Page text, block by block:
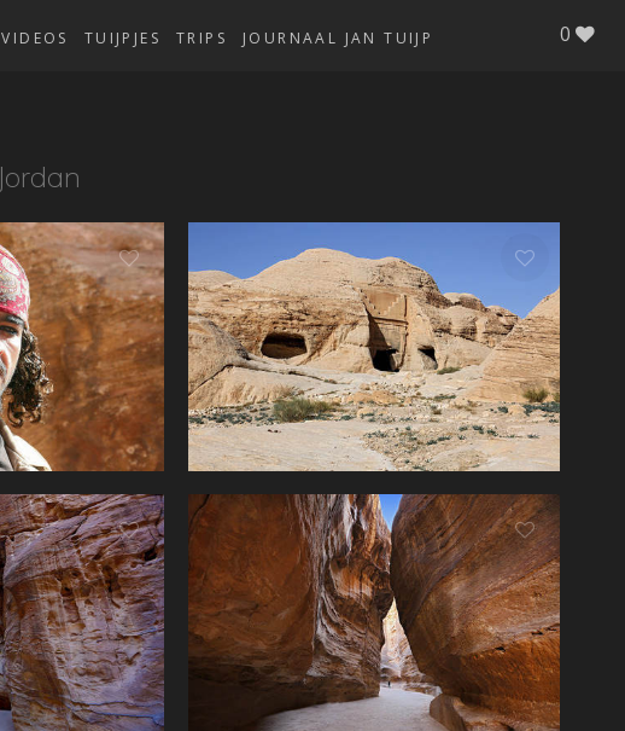
JOURNAAL JAN TUIJP
TRIPS
TUIJPJES
VIDEOS 0
Jordan